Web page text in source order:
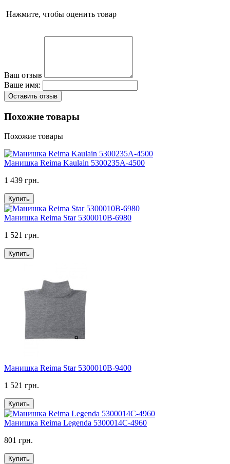
Нажмите, чтобы оценить товар
Ваш отзыв
Ваше имя:
Оставить отзыв
Похожие товары
Похожие товары
Манишка Reima Kaulain 5300235A-4500
1 439 грн.
Купить
Манишка Reima Star 5300010B-6980
1 521 грн.
Купить
Манишка Reima Star 5300010B-9400
1 521 грн.
Купить
Манишка Reima Legenda 5300014C-4960
801 грн.
Купить